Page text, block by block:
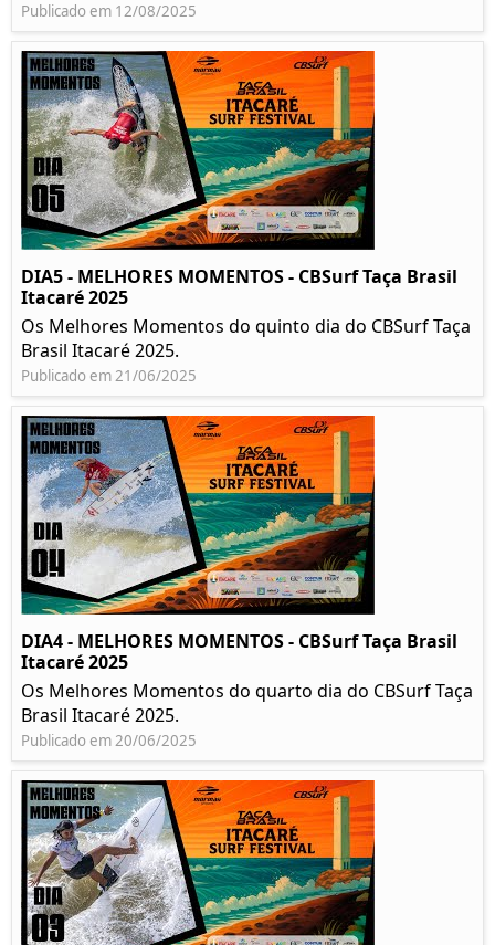
Publicado em 12/08/2025
DIA5 - MELHORES MOMENTOS - CBSurf Taça Brasil
Itacaré 2025
Os Melhores Momentos do quinto dia do CBSurf Taça
Brasil Itacaré 2025.
Publicado em 21/06/2025
DIA4 - MELHORES MOMENTOS - CBSurf Taça Brasil
Itacaré 2025
Os Melhores Momentos do quarto dia do CBSurf Taça
Brasil Itacaré 2025.
Publicado em 20/06/2025